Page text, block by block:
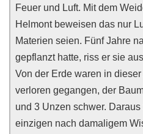
Feuer und Luft. Mit dem
Helmont beweisen das nur
Materien seien. Fünf Jahre
gepflanzt hatte, riss er sie
Von der Erde waren in
verloren gegangen, der
und 3 Unzen schwer.
einzigen nach damaligem